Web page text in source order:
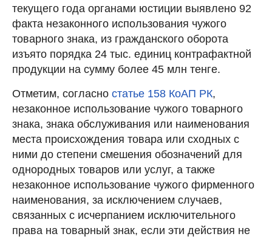
текущего года органами юстиции выявлено 92
факта незаконного использования чужого
товарного знака, из гражданского оборота
изъято порядка 24 тыс. единиц контрафактной
продукции на сумму более 45 млн тенге.
Отметим, согласно статье 158 КоАП РК,
незаконное использование чужого товарного
знака, знака обслуживания или наименования
места происхождения товара или сходных с
ними до степени смешения обозначений для
однородных товаров или услуг, а также
незаконное использование чужого фирменного
наименования, за исключением случаев,
связанных с исчерпанием исключительного
права на товарный знак, если эти действия не